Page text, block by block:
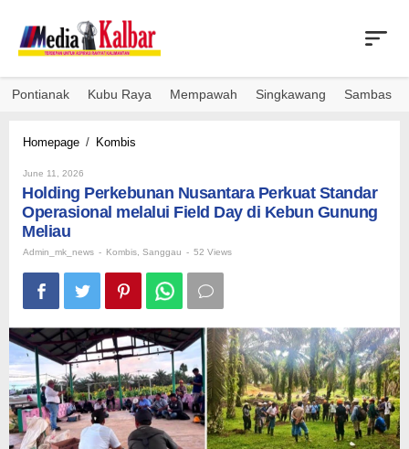
content
Pontianak Kubu Raya Mempawah Singkawang Sambas
Homepage / Kombis
Perkuat
Standar
Field
Day
Kebun
Meliau
June 11, 2026
Holding Perkebunan Nusantara Perkuat Standar
Operasional melalui Field Day di Kebun Gunung
Meliau
Admin_mk_news - Kombis Sanggau - 52 Views